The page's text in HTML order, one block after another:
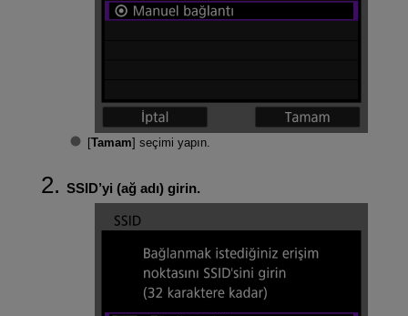
[Tamam] seçimi yapın.
SSID’yi (ağ adı) girin.